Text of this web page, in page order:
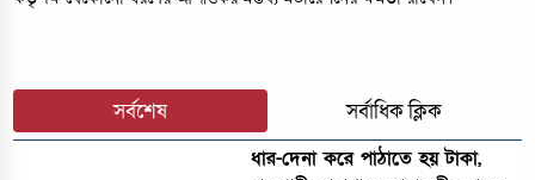
সর্বশেষ সর্বাধিক ক্লিক
ধার-দেনা করে পাঠাতে হয় টাকা,